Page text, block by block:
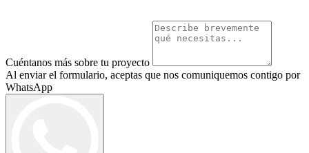
Cuéntanos más sobre tu proyecto
Al enviar el formulario, aceptas que nos comuniquemos contigo por
WhatsApp